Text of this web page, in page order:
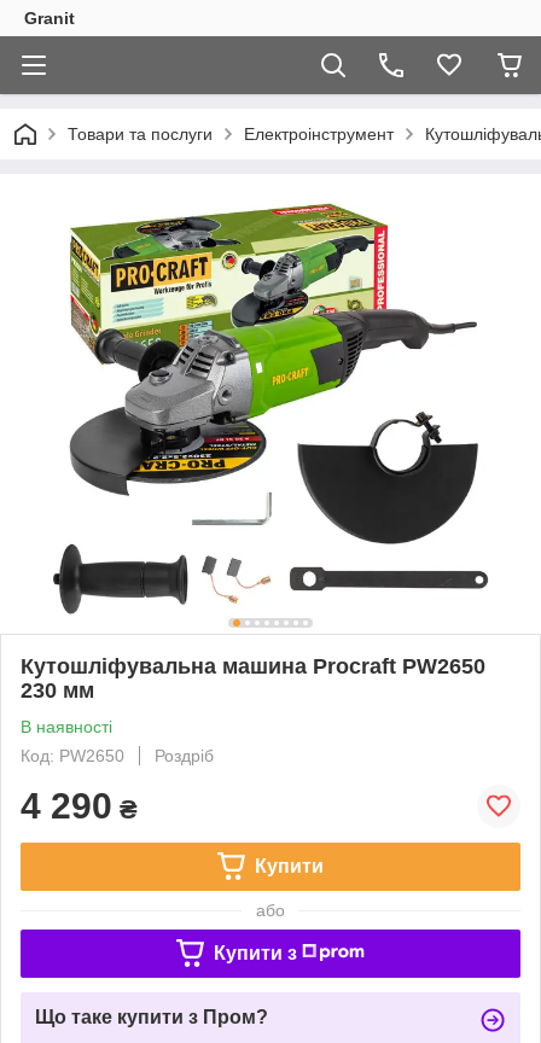
Granit
Товари та послуги Електроінструмент
Кутошліфувальна машина Procraft PW2650
230 мм
В наявності
Код: PW2650
Роздріб
4 290 ₴
Купити
або
Купити з
Що таке купити з Пром?